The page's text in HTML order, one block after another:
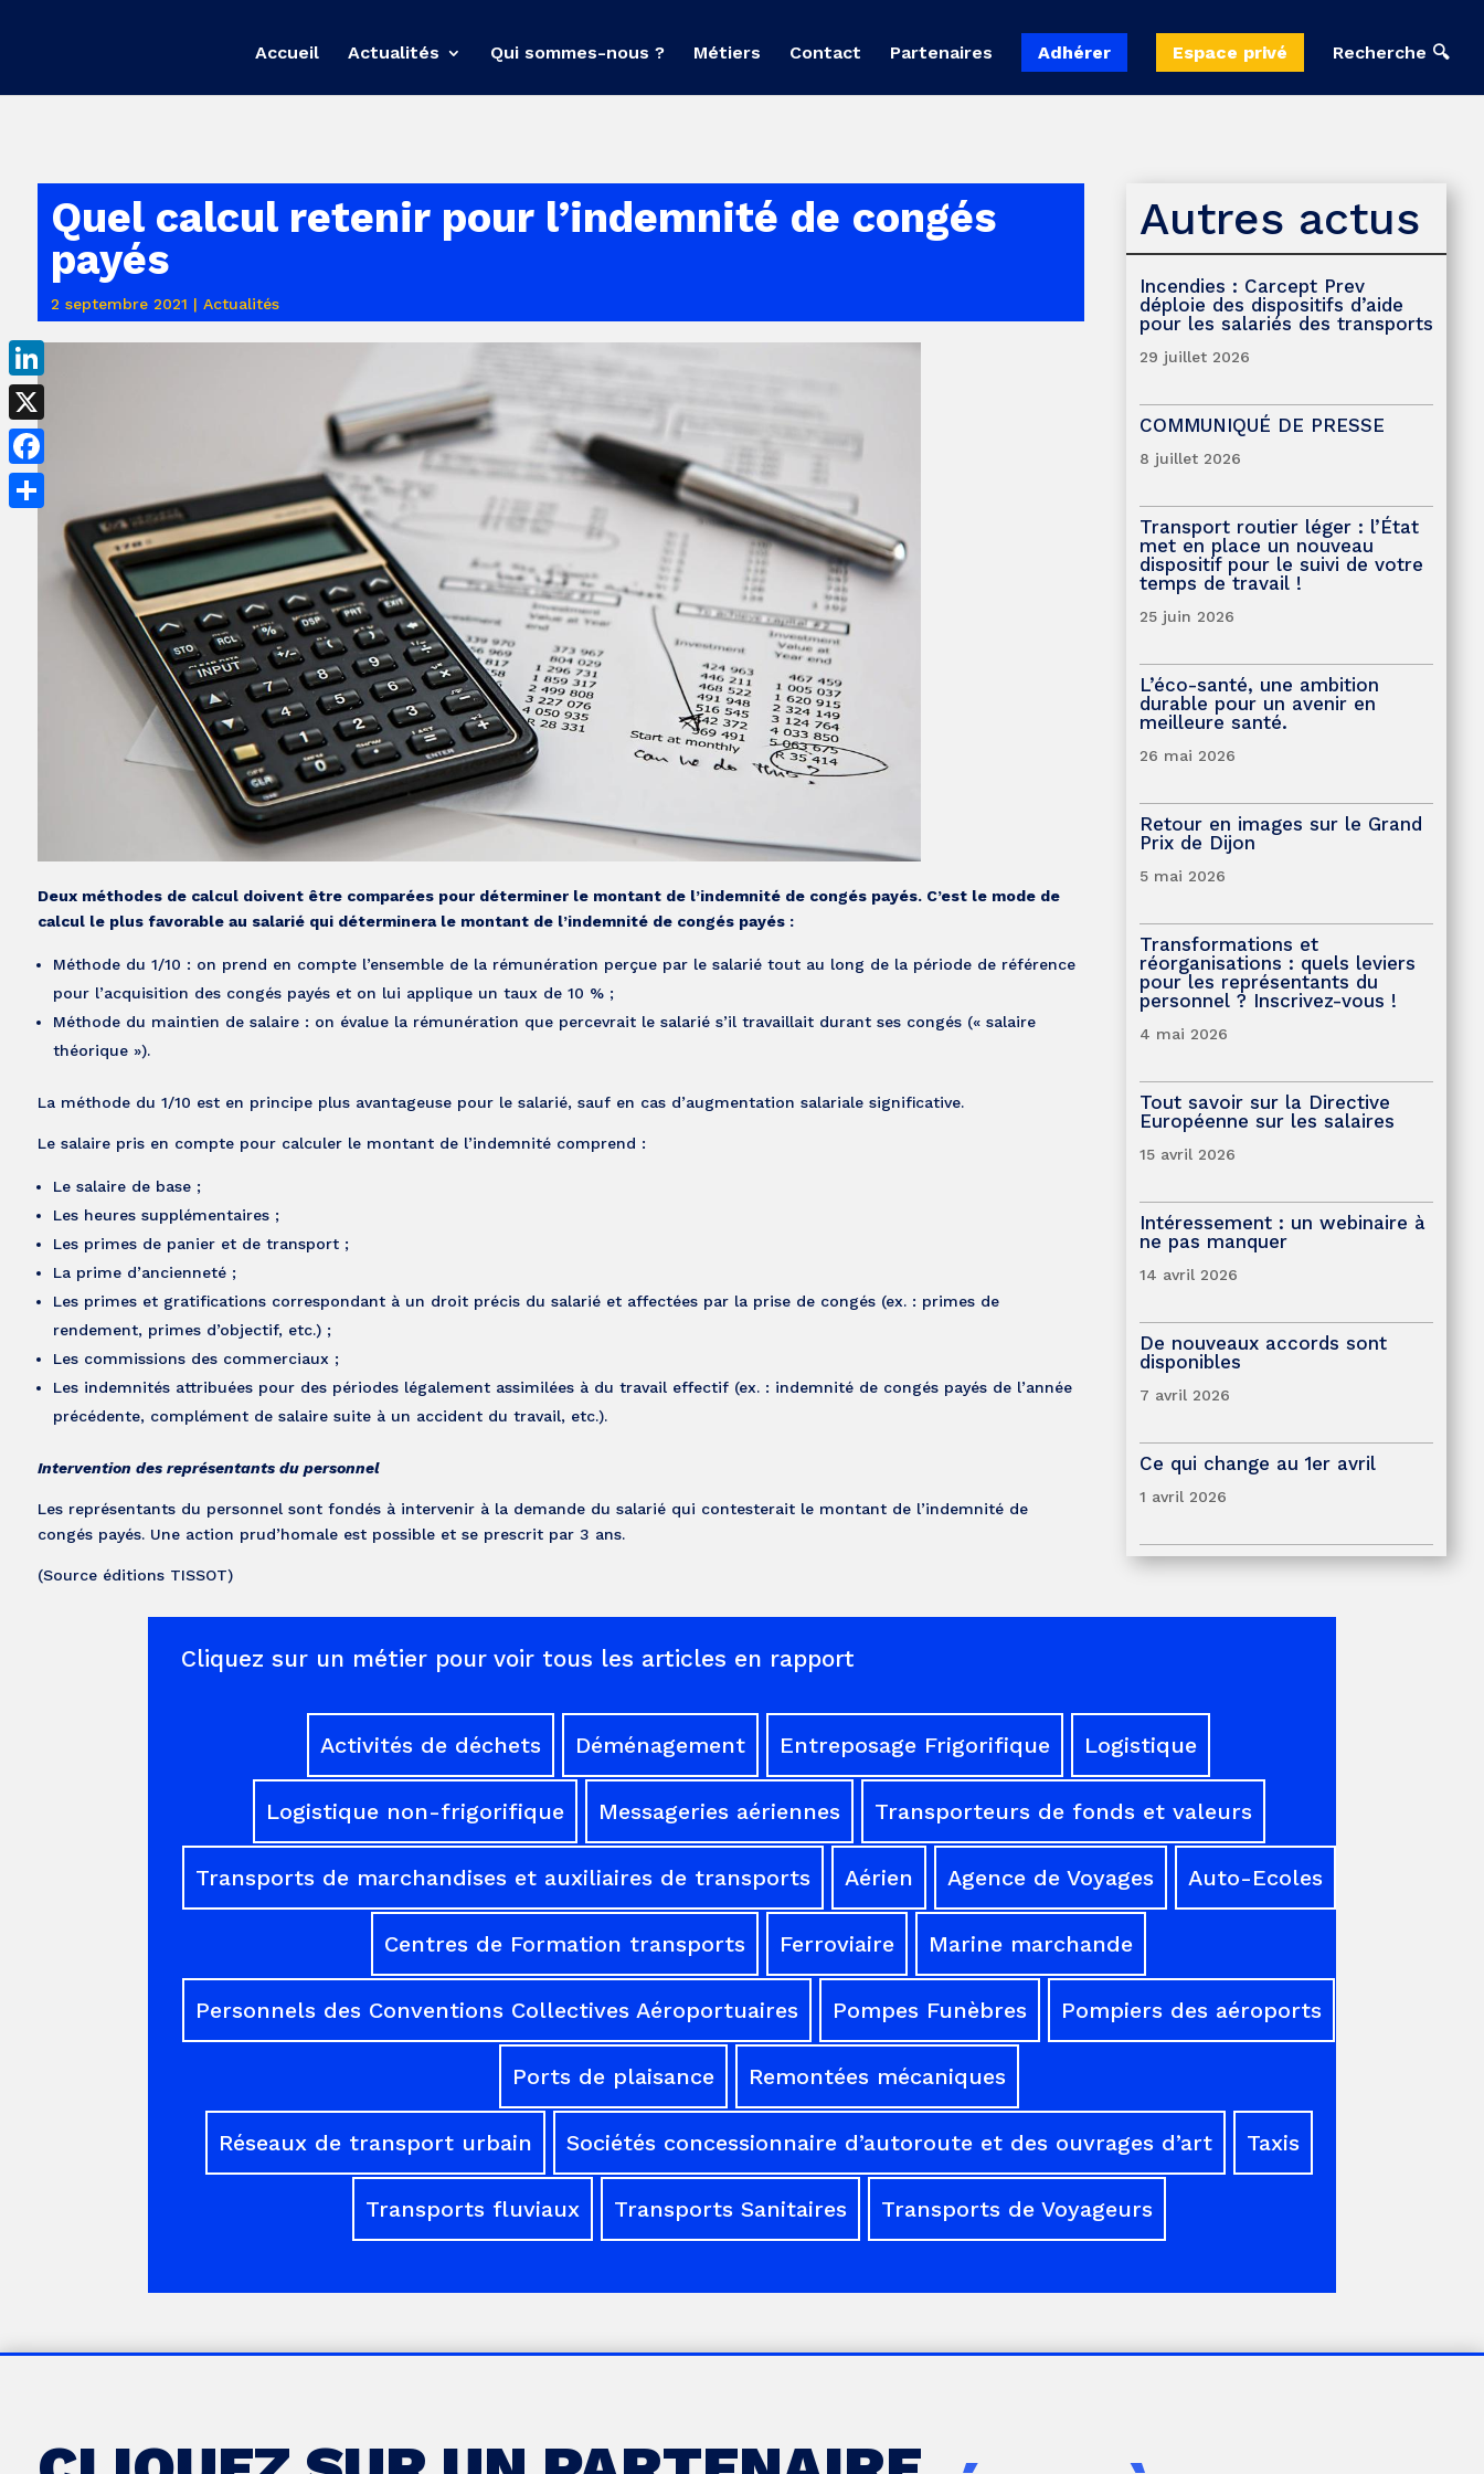
Accueil Actualités Qui sommes-nous ? Métiers Contact Partenaires Adhérer Espace privé Recherche 🔍
Quel calcul retenir pour l’indemnité de congés
payés
2 septembre 2021 | Actualités
Deux méthodes de calcul doivent être comparées pour déterminer le montant de l’indemnité de congés payés. C’est le mode de
calcul le plus favorable au salarié qui déterminera le montant de l’indemnité de congés payés :
Méthode du 1/10 : on prend en compte l’ensemble de la rémunération perçue par le salarié tout au long de la période de référence
pour l’acquisition des congés payés et on lui applique un taux de 10 % ;
Méthode du maintien de salaire : on évalue la rémunération que percevrait le salarié s’il travaillait durant ses congés (« salaire
théorique »).
La méthode du 1/10 est en principe plus avantageuse pour le salarié, sauf en cas d’augmentation salariale significative.
Le salaire pris en compte pour calculer le montant de l’indemnité comprend :
Le salaire de base ;
Les heures supplémentaires ;
Les primes de panier et de transport ;
La prime d’ancienneté ;
Les primes et gratifications correspondant à un droit précis du salarié et affectées par la prise de congés (ex. : primes de
rendement, primes d’objectif, etc.) ;
Les commissions des commerciaux ;
Les indemnités attribuées pour des périodes légalement assimilées à du travail effectif (ex. : indemnité de congés payés de l’année
précédente, complément de salaire suite à un accident du travail, etc.).
Intervention des représentants du personnel
Les représentants du personnel sont fondés à intervenir à la demande du salarié qui contesterait le montant de l’indemnité de
congés payés. Une action prud’homale est possible et se prescrit par 3 ans.
(Source éditions TISSOT)
Autres actus
Incendies : Carcept Prev
déploie des dispositifs d’aide
pour les salariés des transports
29 juillet 2026
COMMUNIQUÉ DE PRESSE
8 juillet 2026
Transport routier léger : l’État
met en place un nouveau
dispositif pour le suivi de votre
temps de travail !
25 juin 2026
L’éco-santé, une ambition
durable pour un avenir en
meilleure santé.
26 mai 2026
Retour en images sur le Grand
Prix de Dijon
5 mai 2026
Transformations et
réorganisations : quels leviers
pour les représentants du
personnel ? Inscrivez-vous !
4 mai 2026
Tout savoir sur la Directive
Européenne sur les salaires
15 avril 2026
Intéressement : un webinaire à
ne pas manquer
14 avril 2026
De nouveaux accords sont
disponibles
7 avril 2026
Ce qui change au 1er avril
1 avril 2026
Cliquez sur un métier pour voir tous les articles en rapport
Activités de déchets Déménagement Entreposage Frigorifique Logistique
Logistique non-frigorifique Messageries aériennes Transporteurs de fonds et valeurs
Transports de marchandises et auxiliaires de transports Aérien Agence de Voyages Auto-Ecoles
Centres de Formation transports Ferroviaire Marine marchande
Personnels des Conventions Collectives Aéroportuaires Pompes Funèbres Pompiers des aéroports
Ports de plaisance Remontées mécaniques
Réseaux de transport urbain Sociétés concessionnaire d’autoroute et des ouvrages d’art Taxis
Transports fluviaux Transports Sanitaires Transports de Voyageurs
LinkedIn
X
Facebook
Partager